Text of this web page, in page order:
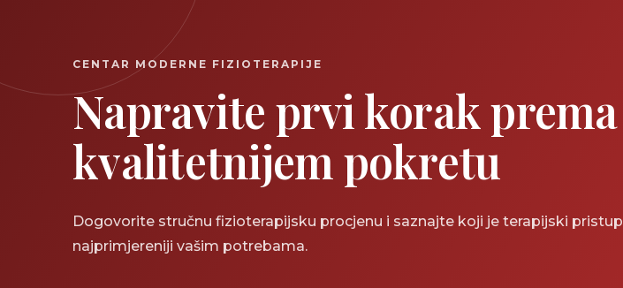
CENTAR MODERNE FIZIOTERAPIJE
Napravite prvi korak prema
kvalitetnijem pokretu
Dogovorite stručnu fizioterapijsku procjenu i saznajte koji je terapijski pristup
najprimjereniji vašim potrebama.